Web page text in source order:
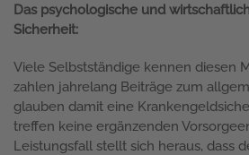
Das psychologische und
Sicherheit:
Viele Selbstständige kennen diesen
zahlen jahrelang Beiträge zum
glauben damit eine
treffen keine ergänzenden
Leistungsfall stellt sich heraus, dass